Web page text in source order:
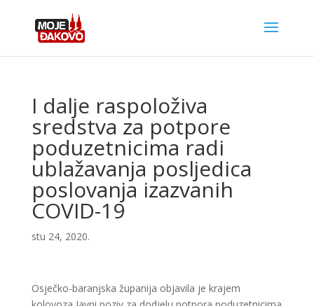
I dalje raspoloživa
sredstva za potpore
poduzetnicima radi
ublažavanja posljedica
poslovanja izazvanih
COVID-19
stu 24, 2020.
Osječko-baranjska županija objavila je krajem